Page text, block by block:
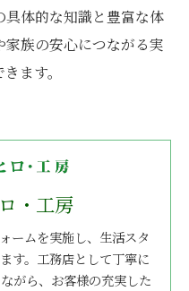
体的な知識と豊富な体
族の安心につながる実
ます。
・工房
ームを実施し、生活スタ
す。工務店として丁寧に
がら、お客様の充実した